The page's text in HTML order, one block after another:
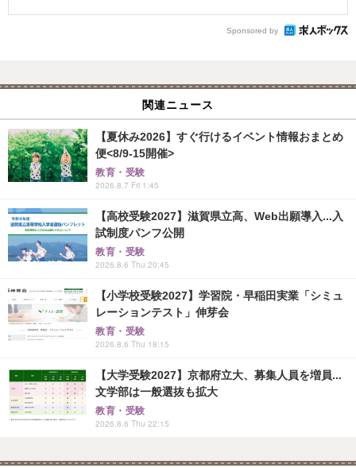
Sponsored by
関連ニュース
【夏休み2026】すぐ行けるイベント情報おまとめ
便<8/9-15開催>
教育・受験
2026.8.7 Fri 1:45
【高校受験2027】滋賀県立高、Web出願導入...入
試制度パンフ公開
教育・受験
2026.8.6 Thu 20:45
【小学校受験2027】学習院・早稲田実業「シミュ
レーションテスト」伸芽会
教育・受験
2026.8.6 Thu 18:15
【大学受験2027】京都府立大、募集人員を増員...
文学部は一般選抜も拡大
教育・受験
2026.8.6 Thu 22:15